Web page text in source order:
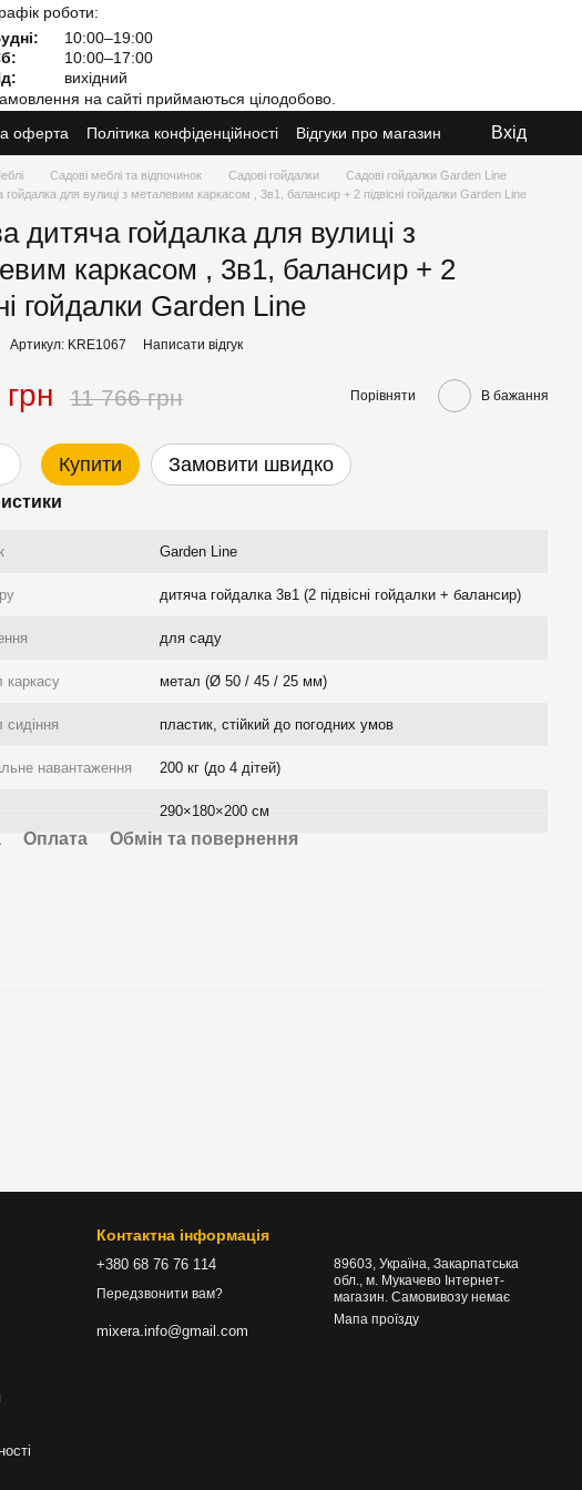
роботи:
10:00–19:00
10:00–17:00
вихідний
на сайті приймаються цілодобово.
оферта Політика конфіденційності Відгуки про магазин Вхід
Садові меблі та відпочинок Садові гойдалки
Садові гойдалки Garden Line
для вулиці з металевим каркасом , 3в1, балансир + 2 підвісні гойдалки Garden Line
дитяча гойдалка для вулиці з
каркасом , 3в1, балансир + 2
гойдалки Garden Line
Артикул: KRE1067 Написати відгук
11 766 грн Порівняти В бажання
Купити Замовити швидко
Garden Line
дитяча гойдалка 3в1 (2 підвісні гойдалки + балансир)
для саду
каркасу метал (Ø 50 / 45 / 25 мм)
сидіння пластик, стійкий до погодних умов
навантаження 200 кг (до 4 дітей)
290×180×200 см
Оплата Обмін та повернення
Контактна інформація
+380 68 76 76 114
Передзвонити вам?
mixera.info@gmail.com
89603, Україна, Закарпатська
обл., м. Мукачево Інтернет-
магазин. Самовивозу немає
Мапа проїзду